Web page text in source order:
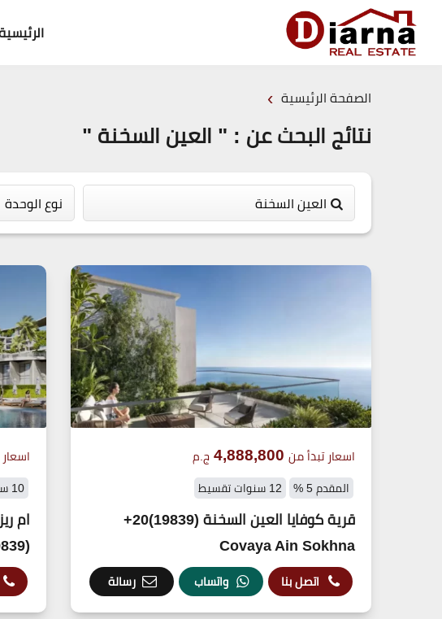
الصفحة الرئيسية ›
نتائج البحث عن : " العين السخنة "
اسعار تبدأ من 4,888,800 ج.م
المقدم 5 % 12 سنوات تقسيط
قرية كوفايا العين السخنة (19839)20+
Covaya Ain Sokhna
اتصل بنا واتساب رسالة
10 سنوات تقسيط
ام
(19839)20+ M Residence تطوير مصر